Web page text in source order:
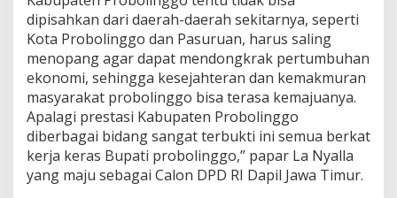
dipisahkan dari daerah-daerah sekitarnya, seperti
Kota Probolinggo dan Pasuruan, harus saling
menopang agar dapat mendongkrak pertumbuhan
ekonomi, sehingga kesejahteran dan kemakmuran
masyarakat probolinggo bisa terasa kemajuanya.
Apalagi prestasi Kabupaten Probolinggo
diberbagai bidang sangat terbukti ini semua berkat
kerja keras Bupati probolinggo,” papar La Nyalla
yang maju sebagai Calon DPD RI Dapil Jawa Timur.